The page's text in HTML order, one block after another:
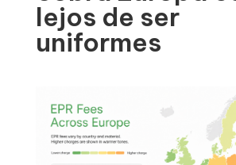
lejos de ser
uniformes